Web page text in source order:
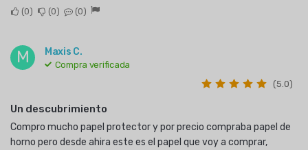
0 0 0
M Maxis C.
Compra verificada
(5.0)
Un descubrimiento
Compro mucho papel protector y por precio compraba papel de
horno pero desde ahira este es el papel que voy a comprar,